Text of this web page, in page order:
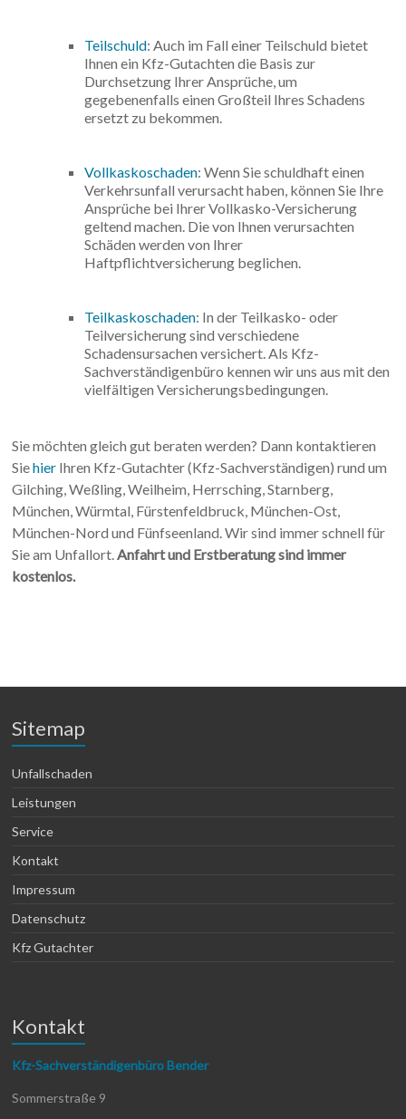
Teilschuld: Auch im Fall einer Teilschuld bietet
Ihnen ein Kfz-Gutachten die Basis zur
Durchsetzung Ihrer Ansprüche, um
gegebenenfalls einen Großteil Ihres Schadens
ersetzt zu bekommen.
Vollkaskoschaden: Wenn Sie schuldhaft einen
Verkehrsunfall verursacht haben, können Sie Ihre
Ansprüche bei Ihrer Vollkasko-Versicherung
geltend machen. Die von Ihnen verursachten
Schäden werden von Ihrer
Haftpflichtversicherung beglichen.
Teilkaskoschaden: In der Teilkasko- oder
Teilversicherung sind verschiedene
Schadensursachen versichert. Als Kfz-
Sachverständigenbüro kennen wir uns aus mit den
vielfältigen Versicherungsbedingungen.
Sie möchten gleich gut beraten werden? Dann kontaktieren
Siehier Ihren Kfz-Gutachter (Kfz-Sachverständigen) rund um
Gilching, Weßling, Weilheim, Herrsching, Starnberg,
München, Würmtal, Fürstenfeldbruck, München-Ost,
München-Nord und Fünfseenland. Wir sind immer schnell für
Sie am Unfallort.Anfahrt und Erstberatung sind immer
kostenlos.
Sitemap
Unfallschaden
Leistungen
Service
Kontakt
Impressum
Datenschutz
Kfz Gutachter
Kontakt
Kfz-Sachverständigenbüro Bender
Sommerstraße 9